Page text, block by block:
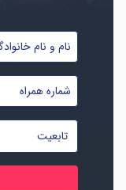
نام
و
نام
خانوادگی
شماره
موبایل
تابعیت
*